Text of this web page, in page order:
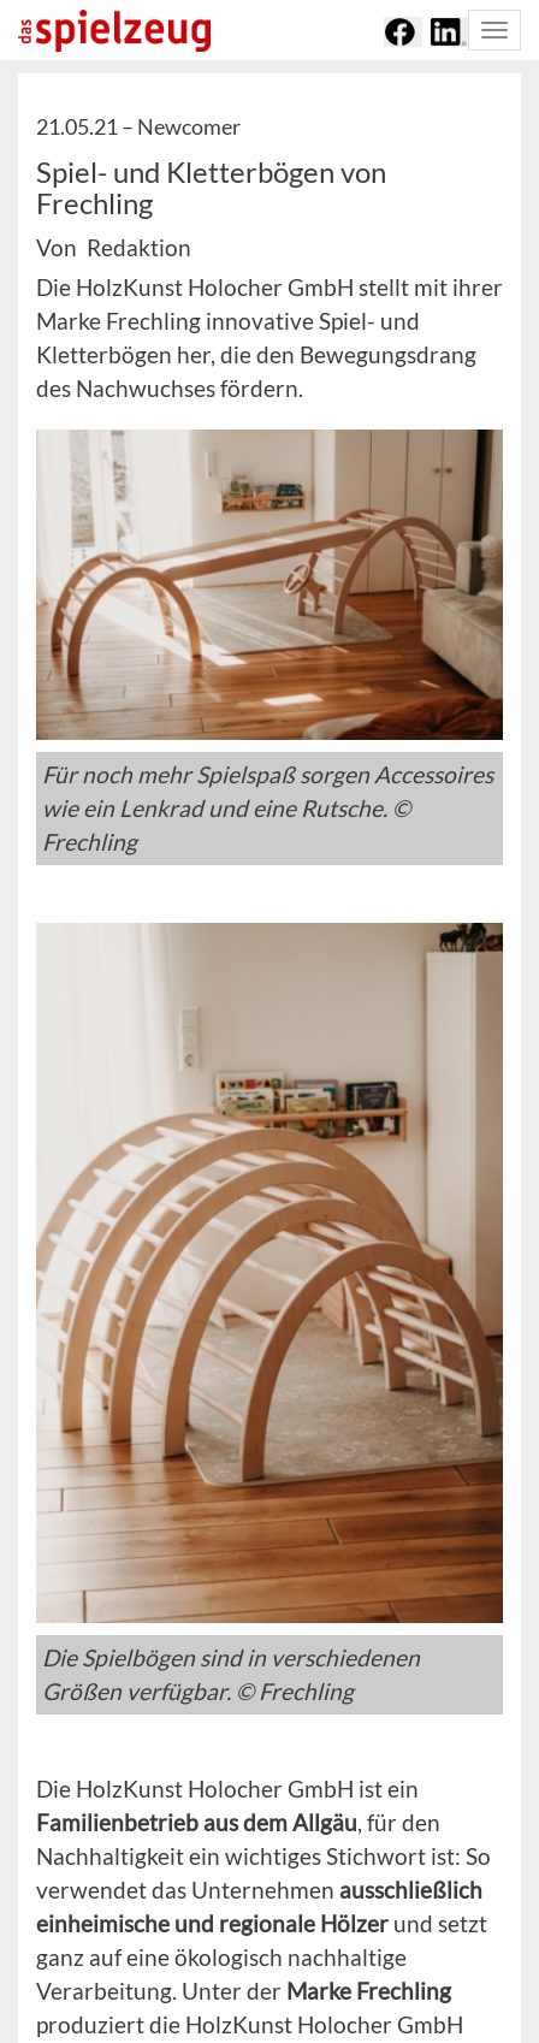
21.05.21 – Newcomer
Spiel- und Kletterbögen von
Frechling
Von Redaktion
Die HolzKunst Holocher GmbH stellt mit ihrer
Marke Frechling innovative Spiel- und
Kletterbögen her, die den Bewegungsdrang
des Nachwuchses fördern.
Für noch mehr Spielspaß sorgen Accessoires
wie ein Lenkrad und eine Rutsche. ©
Frechling
Die Spielbögen sind in verschiedenen
Größen verfügbar. © Frechling
Die HolzKunst Holocher GmbH ist ein
Familienbetrieb aus dem Allgäu, für den
Nachhaltigkeit ein wichtiges Stichwort ist: So
verwendet das Unternehmen ausschließlich
einheimische und regionale Hölzer und setzt
ganz auf eine ökologisch nachhaltige
Verarbeitung. Unter der Marke Frechling
produziert die HolzKunst Holocher GmbH